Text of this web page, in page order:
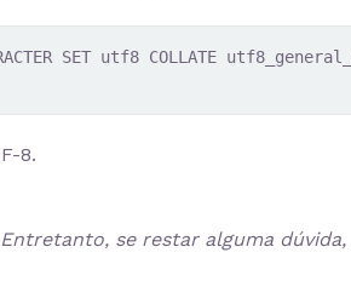
SET utf8 COLLATE
8.
se restar alguma dúvida,